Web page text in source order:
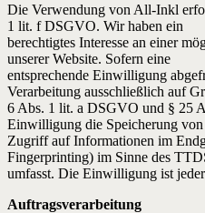
Die Verwendung von All-Inkl
1 lit. f DSGVO. Wir haben ein
berechtigtes Interesse an einer
unserer Website. Sofern eine
entsprechende Einwilligung
Verarbeitung ausschließlich auf
6 Abs. 1 lit. a DSGVO und § 25
Einwilligung die Speicherung von
Zugriff auf Informationen im
Fingerprinting) im Sinne des
umfasst. Die Einwilligung ist
Auftragsverarbeitung